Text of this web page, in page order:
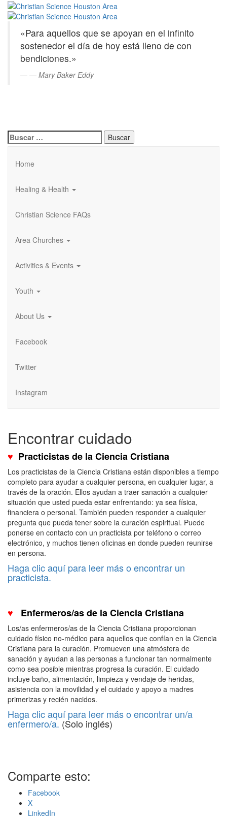
Saltar
principal
Christian
Science
Houston
Area
«Para aquellos que se apoyan en el infinito
sostenedor el día de hoy está lleno de con
bendiciones.»
— Mary Baker Eddy
Buscar:
Home
Healing & Health
Christian Science FAQs
Area Churches
Activities & Events
Youth
About Us
Facebook
Twitter
Instagram
Encontrar cuidado
♥ Practicistas de la Ciencia Cristiana
Los practicistas de la Ciencia Cristiana están disponibles a tiempo
completo para ayudar a cualquier persona, en cualquier lugar, a
través de la oración. Ellos ayudan a traer sanación a cualquier
situación que usted pueda estar enfrentando: ya sea física,
financiera o personal. También pueden responder a cualquier
pregunta que pueda tener sobre la curación espiritual. Puede
ponerse en contacto con un practicista por teléfono o correo
electrónico, y muchos tienen oficinas en donde pueden reunirse
en persona.
Haga clic aquí para leer más o encontrar un
practicista.
♥ Enfermeros/as de la Ciencia Cristiana
Los/as enfermeros/as de la Ciencia Cristiana proporcionan
cuidado físico no-médico para aquellos que confían en la Ciencia
Cristiana para la curación. Promueven una atmósfera de
sanación y ayudan a las personas a funcionar tan normalmente
como sea posible mientras progresa la curación. El cuidado
incluye baño, alimentación, limpieza y vendaje de heridas,
asistencia con la movilidad y el cuidado y apoyo a madres
primerizas y recién nacidos.
Haga clic aquí para leer más o encontrar un/a
enfermero/a. (Solo inglés)
Comparte esto:
Facebook
X
LinkedIn